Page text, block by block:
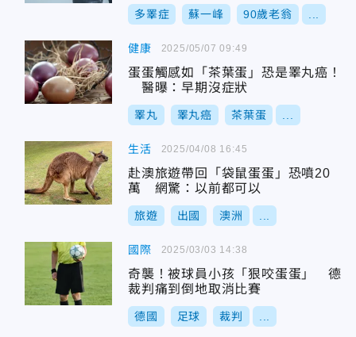
多睪症 蘇一峰 90歲老翁
健康
蛋蛋觸感如「茶葉蛋」恐是睪丸癌！
醫曝：早期沒症狀
睪丸 睪丸癌 茶葉蛋
2025/05/07 09:49
生活
赴澳旅遊帶回「袋鼠蛋蛋」恐噴20
萬 網驚：以前都可以
旅遊 出國 澳洲
2025/04/08 16:45
國際
奇襲！被球員小孩「狠咬蛋蛋」 德
裁判痛到倒地取消比賽
德國 足球 裁判
2025/03/03 14:38